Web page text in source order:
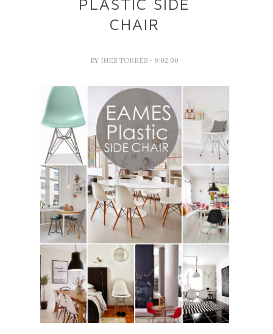
CHAIR
BY INES TORRES - 9:02:00